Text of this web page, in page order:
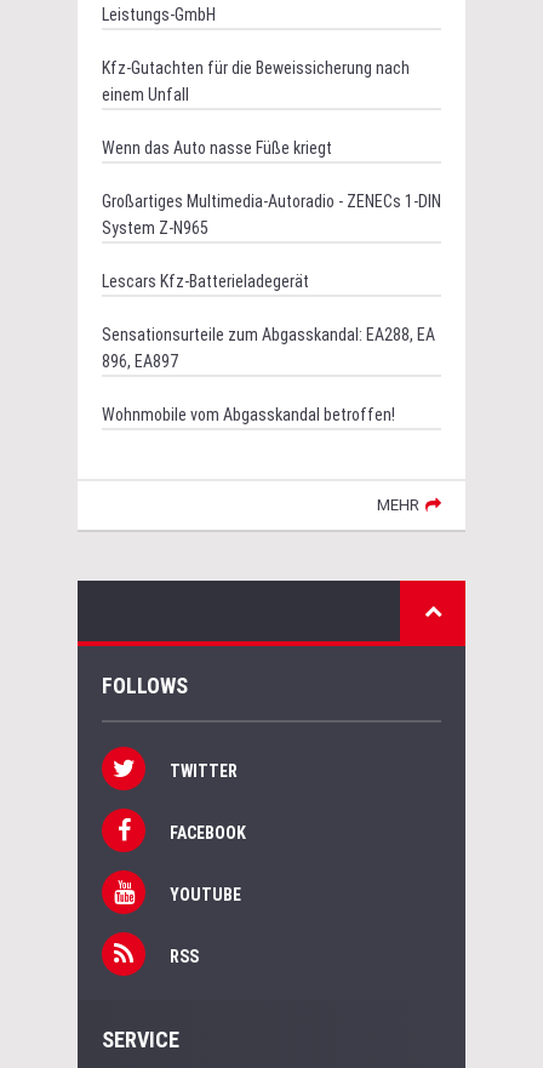
Leistungs-GmbH
Kfz-Gutachten für die Beweissicherung nach
einem Unfall
Wenn das Auto nasse Füße kriegt
Großartiges Multimedia-Autoradio - ZENECs 1-DIN
System Z-N965
Lescars Kfz-Batterieladegerät
Sensationsurteile zum Abgasskandal: EA288, EA
896, EA897
Wohnmobile vom Abgasskandal betroffen!
MEHR
FOLLOWS
TWITTER
FACEBOOK
YOUTUBE
RSS
SERVICE